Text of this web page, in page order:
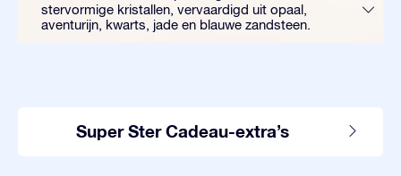
stervormige kristallen, vervaardigd uit opaal,
aventurijn, kwarts, jade en blauwe zandsteen.
Super Ster Cadeau-extra’s